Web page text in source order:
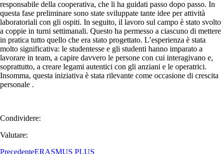
responsabile della cooperativa, che li ha guidati passo dopo passo. In
questa fase preliminare sono state sviluppate tante idee per attività
laboratoriali con gli ospiti. In seguito, il lavoro sul campo è stato svolto
a coppie in turni settimanali. Questo ha permesso a ciascuno di mettere
in pratica tutto quello che era stato progettato. L’esperienza è stata
molto significativa: le studentesse e gli studenti hanno imparato a
lavorare in team, a capire davvero le persone con cui interagivano e,
soprattutto, a creare legami autentici con gli anziani e le operatrici.
Insomma, questa iniziativa è stata rilevante come occasione di crescita
personale .
Condividere:
Valutare:
PrecedenteERASMUS PLUS